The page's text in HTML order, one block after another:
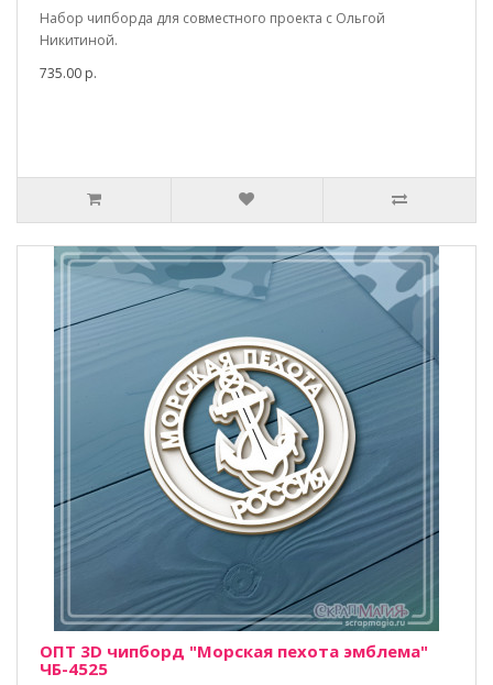
Набор чипборда для совместного проекта с Ольгой
Никитиной.
735.00 р.
ОПТ 3D чипборд "Морская пехота эмблема"
ЧБ-4525